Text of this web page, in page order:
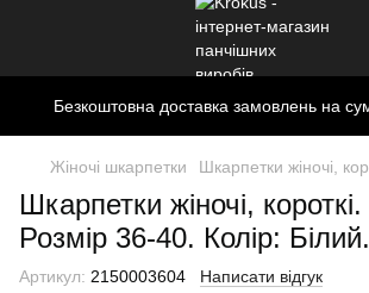
Безкоштовна доставка замовлень на
Жіночі шкарпетки Шкарпетки жіночі,
Шкарпетки жіночі,
Розмір 36-40. Колір: Білий.
Артикул: 2150003604 Написати відгук